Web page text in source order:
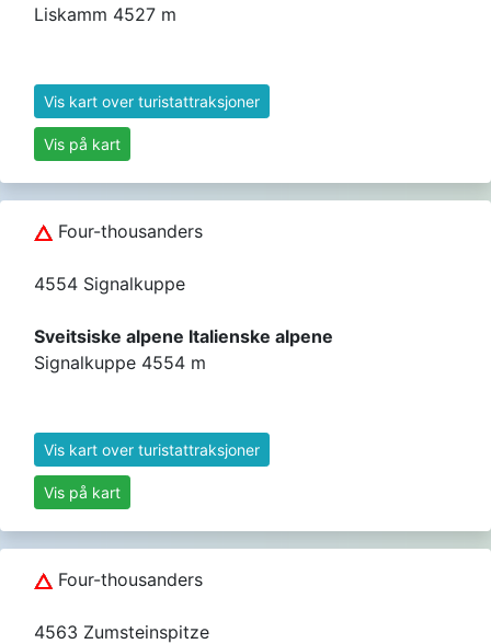
Liskamm 4527 m
Vis kart over turistattraksjoner
Vis på kart
Four-thousanders
4554 Signalkuppe
Sveitsiske alpene Italienske alpene
Signalkuppe 4554 m
Vis kart over turistattraksjoner
Vis på kart
Four-thousanders
4563 Zumsteinspitze